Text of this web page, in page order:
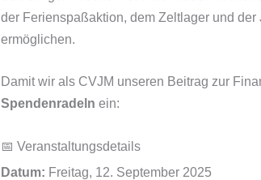
der Ferienspaßaktion, dem Zeltlager und
ermöglichen.
Damit wir als CVJM unseren Beitrag zur
Spendenradeln ein:
📅 Veranstaltungsdetails
Datum: Freitag, 12. September 2025